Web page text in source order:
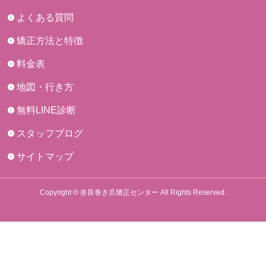
よくある質問
矯正方法と特徴
料金表
地図・行き方
無料LINE診断
スタッフブログ
サイトマップ
Copyright © 奈良巻き爪矯正センター All Rights Reserved.